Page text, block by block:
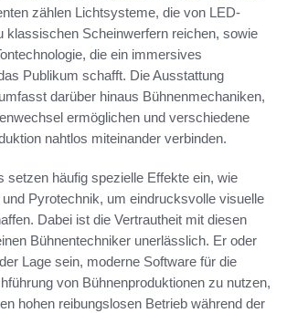
zählen Lichtsysteme, die von LED-
klassischen Scheinwerfern reichen, sowie
die ein immersives
Publikum schafft. Die Ausstattung
darüber hinaus Bühnenmechaniken,
ermöglichen und verschiedene
nahtlos miteinander verbinden.
setzen häufig spezielle Effekte ein, wie
Pyrotechnik, um eindrucksvolle visuelle
Dabei ist die Vertrautheit mit diesen
Bühnentechniker unerlässlich. Er oder
Lage sein, moderne Software für die
von Bühnenproduktionen zu nutzen,
hohen reibungslosen Betrieb während der